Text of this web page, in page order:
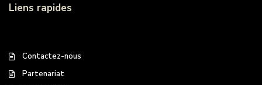
Liens rapides
Contactez-nous
Partenariat